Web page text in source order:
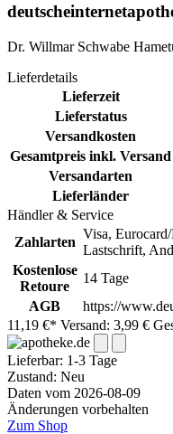
Dr. Willmar Schwabe
Lieferdetails
Lieferzeit
Lieferstatus
Versandkosten
Gesamtpreis inkl. Versand
Versandarten
Lieferländer
Händler & Service
Zahlarten
Visa,
Lastschrift,
Kostenlose
Retoure
14 Tage
AGB
https://
11,19 €* Versand: 3,99 €
Lieferbar: 1-3 Tage
Zustand: Neu
Daten vom 2026-08-09
Änderungen vorbehalten
Zum Shop